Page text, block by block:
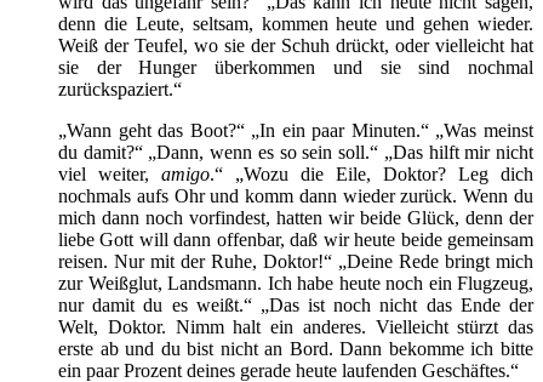
denn die Leute, seltsam, kommen heute und gehen wieder.
Weiß der Teufel, wo sie der Schuh drückt, oder vielleicht hat
sie der Hunger überkommen und sie sind nochmal
zurückspaziert.“
„Wann geht das Boot?“ „In ein paar Minuten.“ „Was meinst
du damit?“ „Dann, wenn es so sein soll.“ „Das hilft mir nicht
viel weiter, amigo.“ „Wozu die Eile, Doktor? Leg dich
nochmals aufs Ohr und komm dann wieder zurück. Wenn du
mich dann noch vorfindest, hatten wir beide Glück, denn der
liebe Gott will dann offenbar, daß wir heute beide gemeinsam
reisen. Nur mit der Ruhe, Doktor!“ „Deine Rede bringt mich
zur Weißglut, Landsmann. Ich habe heute noch ein Flugzeug,
nur damit du es weißt.“ „Das ist noch nicht das Ende der
Welt, Doktor. Nimm halt ein anderes. Vielleicht stürzt das
erste ab und du bist nicht an Bord. Dann bekomme ich bitte
ein paar Prozent deines gerade heute laufenden Geschäftes.“